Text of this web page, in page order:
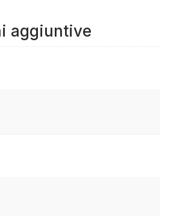
aggiuntive